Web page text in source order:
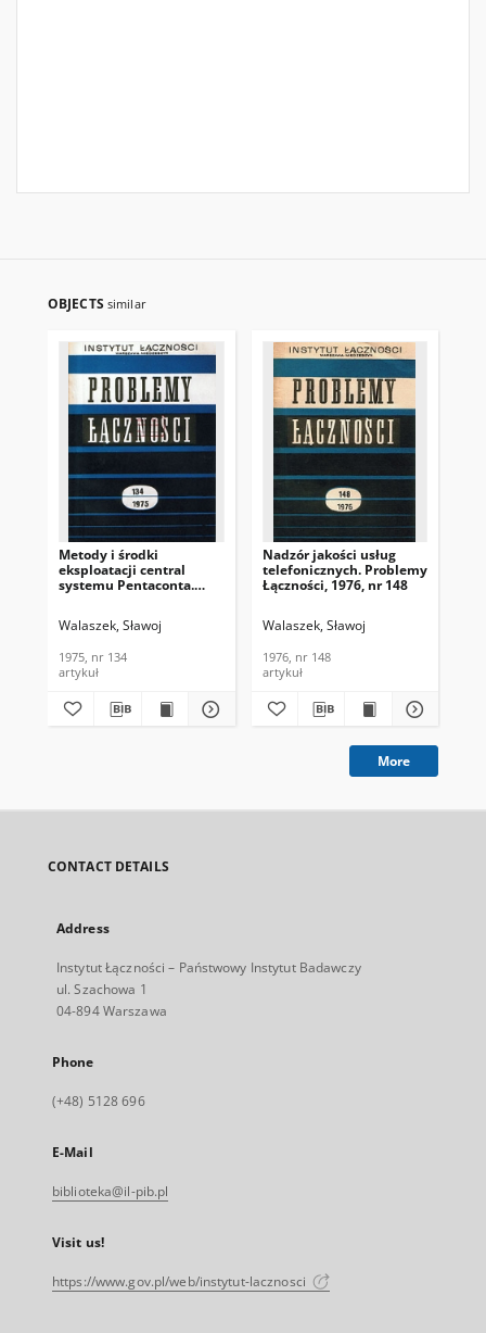
OBJECTS similar
Metody i środki
eksploatacji central
systemu Pentaconta.
Walaszek, Sławoj
1975, nr 134
artykuł
Nadzór jakości usług
telefonicznych. Problemy
Łączności, 1976, nr 148
Walaszek, Sławoj
1976, nr 148
artykuł
More
CONTACT DETAILS
Address
Instytut Łączności – Państwowy Instytut Badawczy
ul. Szachowa 1
04-894 Warszawa
Phone
(+48) 5128 696
E-Mail
biblioteka@il-pib.pl
Visit us!
https://www.gov.pl/web/instytut-lacznosci